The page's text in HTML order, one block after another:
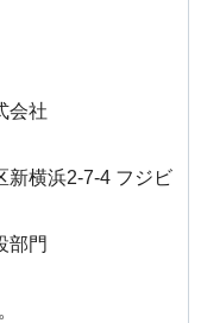
会社
新横浜2-7-4 フジビ
部門